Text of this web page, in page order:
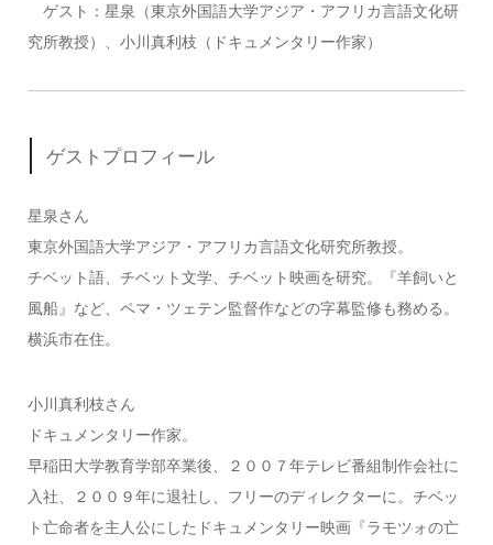
ゲスト：星泉（東京外国語大学アジア・アフリカ言語文化研
究所教授）、小川真利枝（ドキュメンタリー作家）
ゲストプロフィール
星泉さん
東京外国語大学アジア・アフリカ言語文化研究所教授。
チベット語、チベット文学、チベット映画を研究。『羊飼いと
風船』など、ペマ・ツェテン監督作などの字幕監修も務める。
横浜市在住。
小川真利枝さん
ドキュメンタリー作家。
早稲田大学教育学部卒業後、２００７年テレビ番組制作会社に
入社、２００９年に退社し、フリーのディレクターに。チベッ
ト亡命者を主人公にしたドキュメンタリー映画『ラモツォの亡